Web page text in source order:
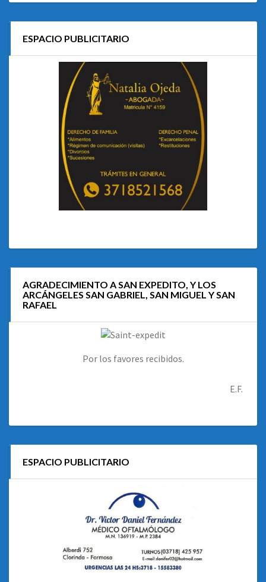
ESPACIO PUBLICITARIO
AGRADECIMIENTO A SAN EXPEDITO, Y LOS
ARCÁNGELES SAN GABRIEL, SAN MIGUEL Y SAN
RAFAEL
Por los favores recibidos.
E.F.
ESPACIO PUBLICITARIO